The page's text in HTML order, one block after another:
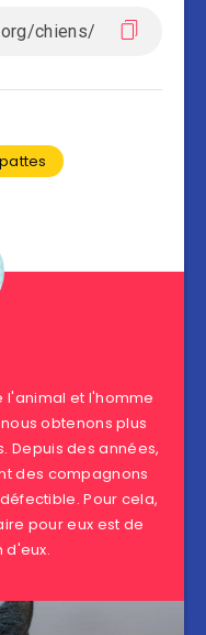
pattes
l'animal et l'homme
obtenons plus
Depuis des années,
des compagnons
Pour cela,
pour eux est de
d'eux.